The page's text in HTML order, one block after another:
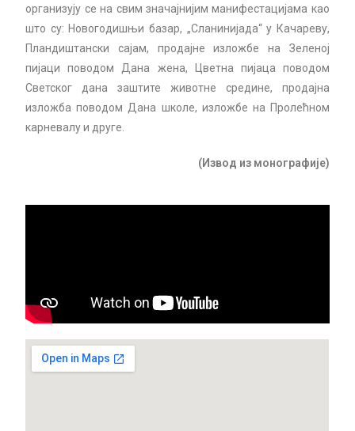
организују се на свим значајнијим манифестацијама као
што су: Новогодишњи базар, „Сланинијада“ у Качареву,
Пландиштански сајам, продајне изложбе на Зеленоj
пијаци поводом Дана жена, Цветна пијаца поводом
Светског дана заштите животне средине, продајна
изложба поводом Дана школе, изложбе на Пролећном
карневалу и друге.
(Извод из монографије)